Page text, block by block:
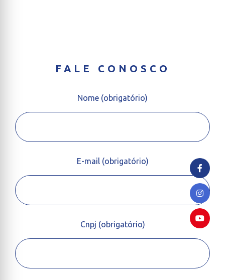
FALE CONOSCO
Nome (obrigatório)
E-mail (obrigatório)
Cnpj (obrigatório)